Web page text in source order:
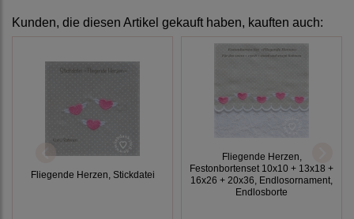
Kunden, die diesen Artikel gekauft haben, kauften auch:
Fliegende Herzen, Stickdatei
Fliegende Herzen,
Festonbortenset 10x10 + 13x18 +
16x26 + 20x36, Endlosornament,
Endlosborte